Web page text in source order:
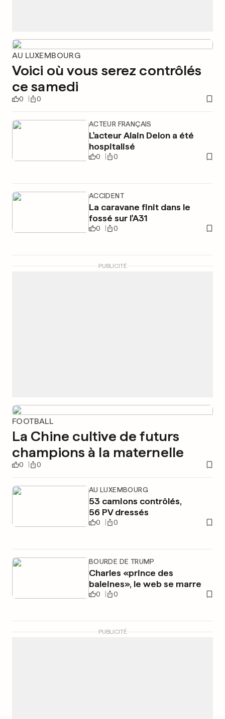
AU LUXEMBOURG
Voici où vous serez contrôlés
ce samedi
0 0
ACTEUR FRANÇAIS
L'acteur Alain Delon a été
hospitalisé
0 0
ACCIDENT
La caravane finit dans le
fossé sur l'A31
0 0
PUBLICITÉ
FOOTBALL
La Chine cultive de futurs
champions à la maternelle
0 0
AU LUXEMBOURG
53 camions contrôlés,
56 PV dressés
0 0
BOURDE DE TRUMP
Charles «prince des
baleines», le web se marre
0 0
PUBLICITÉ